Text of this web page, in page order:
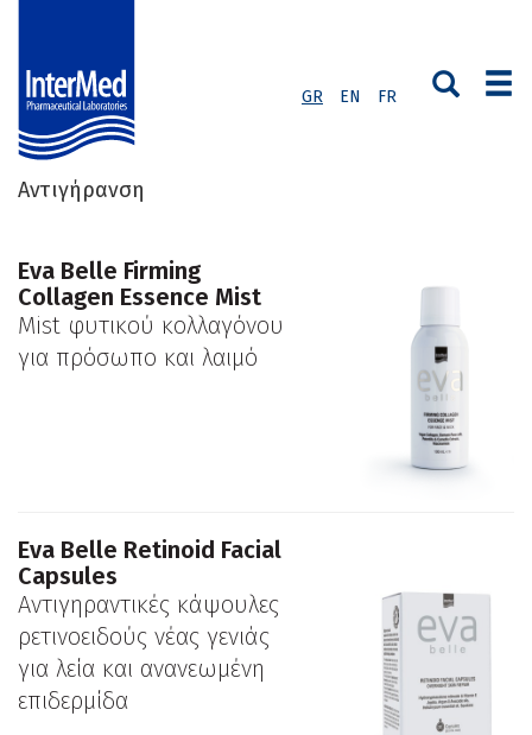
GR EN FR
Αντιγήρανση
Eva Belle Firming
Collagen Essence Mist
Mist φυτικού κολλαγόνου
για πρόσωπο και λαιμό
Eva Belle Retinoid Facial
Capsules
Αντιγηραντικές κάψουλες
ρετινοειδούς νέας γενιάς
για λεία και ανανεωμένη
επιδερμίδα